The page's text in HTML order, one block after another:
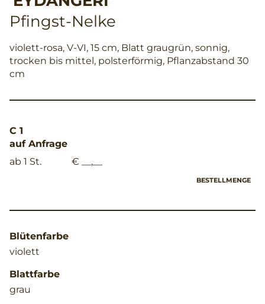
Pfingst-Nelke
violett-rosa, V-VI, 15 cm, Blatt graugrün, sonnig,
trocken bis mittel, polsterförmig, Pflanzabstand 30
cm
C 1
auf Anfrage
ab 1 St.
€ __,__
BESTELLMENGE
Blütenfarbe
violett
Blattfarbe
grau